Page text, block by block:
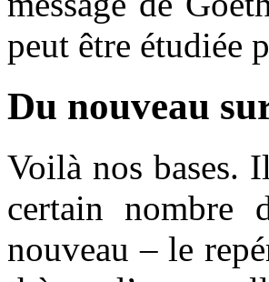
peut être étudiée
Du nouveau
Voilà nos bases.
certain nombre
nouveau – le